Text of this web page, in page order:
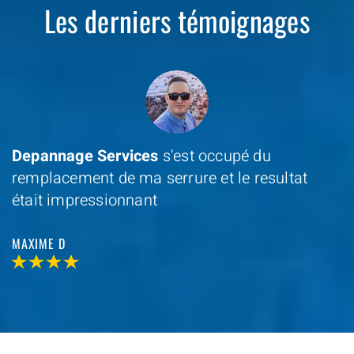
Les derniers témoignages
Depannage Services s'est occupé du
remplacement de ma serrure et le resultat
était impressionnant
MAXIME D